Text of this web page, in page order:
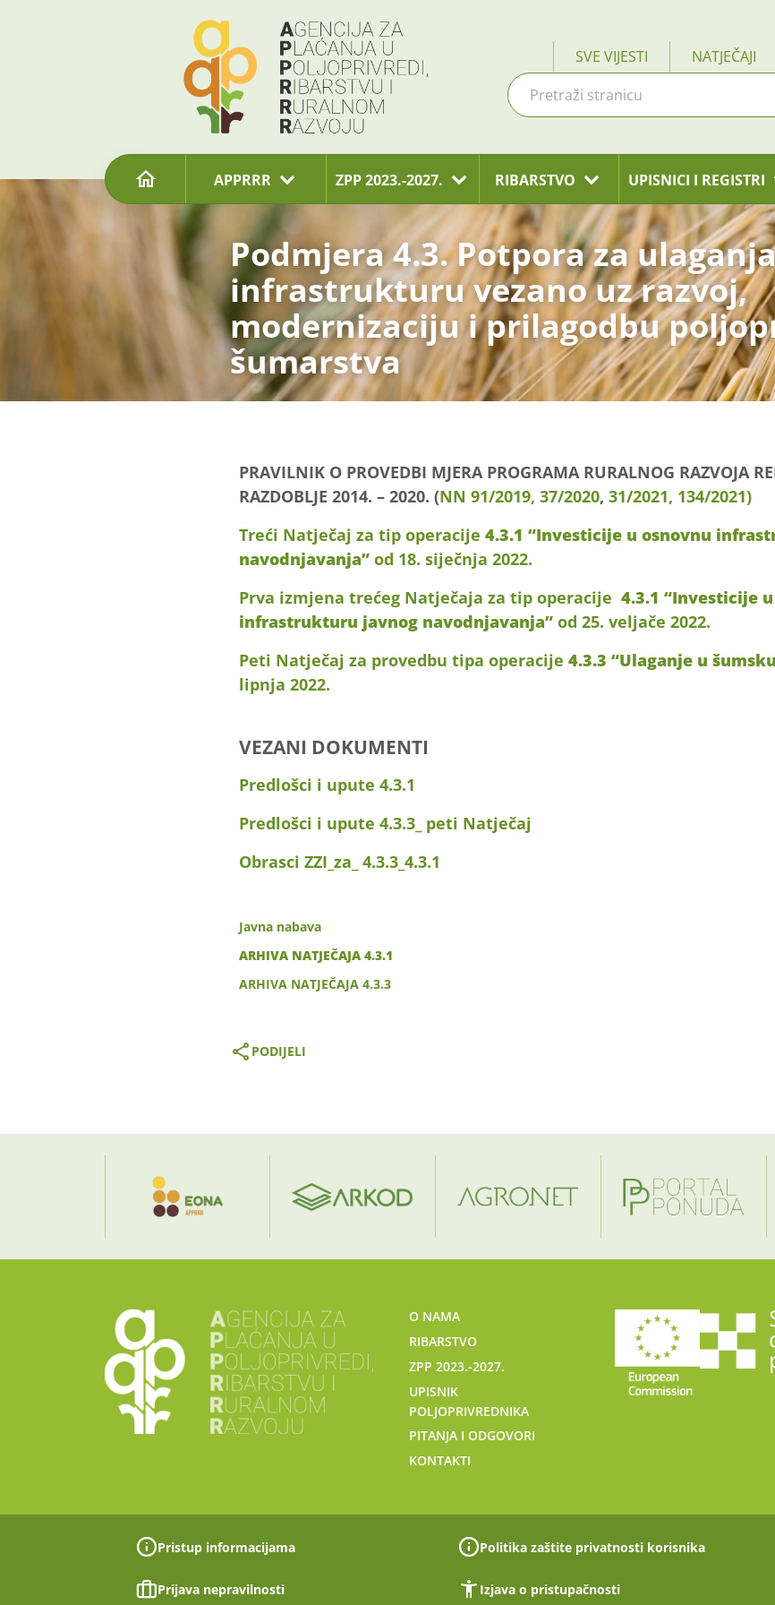
SVE VIJESTI NATJEČAJI
APPRRR ZPP 2023.-2027. RIBARSTVO UPISNICI I REGISTRI
Podmjera 4.3. Potpora za
infrastrukturu vezano uz razvoj,
modernizaciju i prilagodbu
šumarstva
PRAVILNIK O PROVEDBI MJERA PROGRAMA RURALNOG RAZVOJA
RAZDOBLJE 2014. – 2020. (NN 91/2019, 37/2020, 31/2021, 134/2021)
Treći Natječaj za tip operacije 4.3.1 “Investicije u osnovnu
navodnjavanja” od 18. siječnja 2022.
Prva izmjena trećeg Natječaja za tip operacije 4.3.1 “Investicije
infrastrukturu javnog navodnjavanja” od 25. veljače 2022.
Peti Natječaj za provedbu tipa operacije 4.3.3 “Ulaganje u
lipnja 2022.
VEZANI DOKUMENTI
Predlošci i upute 4.3.1
Predlošci i upute 4.3.3_ peti Natječaj
Obrasci ZZI_za_ 4.3.3_4.3.1
Javna nabava
ARHIVA NATJEČAJA 4.3.1
ARHIVA NATJEČAJA 4.3.3
PODIJELI
O NAMA
RIBARSTVO
ZPP 2023.-2027.
UPISNIK
POLJOPRIVREDNIKA
PITANJA I ODGOVORI
KONTAKTI
Pristup informacijama Politika zaštite privatnosti korisnika
Prijava nepravilnosti Izjava o pristupačnosti